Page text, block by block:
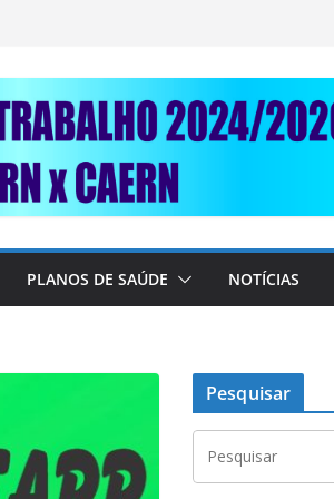
PLANOS DE SAÚDE NOTÍCIAS
Pesquisar